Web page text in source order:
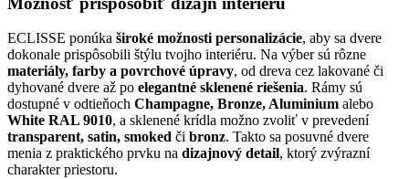
ECLISSE ponúka široké možnosti personalizácie, aby sa dvere
dokonale prispôsobili štýlu tvojho interiéru. Na výber sú rôzne
materiály, farby a povrchové úpravy, od dreva cez lakované či
dyhované dvere až po elegantné sklenené riešenia. Rámy sú
dostupné v odtieňoch Champagne, Bronze, Aluminium alebo
White RAL 9010, a sklenené krídla možno zvoliť v prevedení
transparent, satin, smoked či bronz. Takto sa posuvné dvere
menia z praktického prvku na dizajnový detail, ktorý zvýrazní
charakter priestoru.